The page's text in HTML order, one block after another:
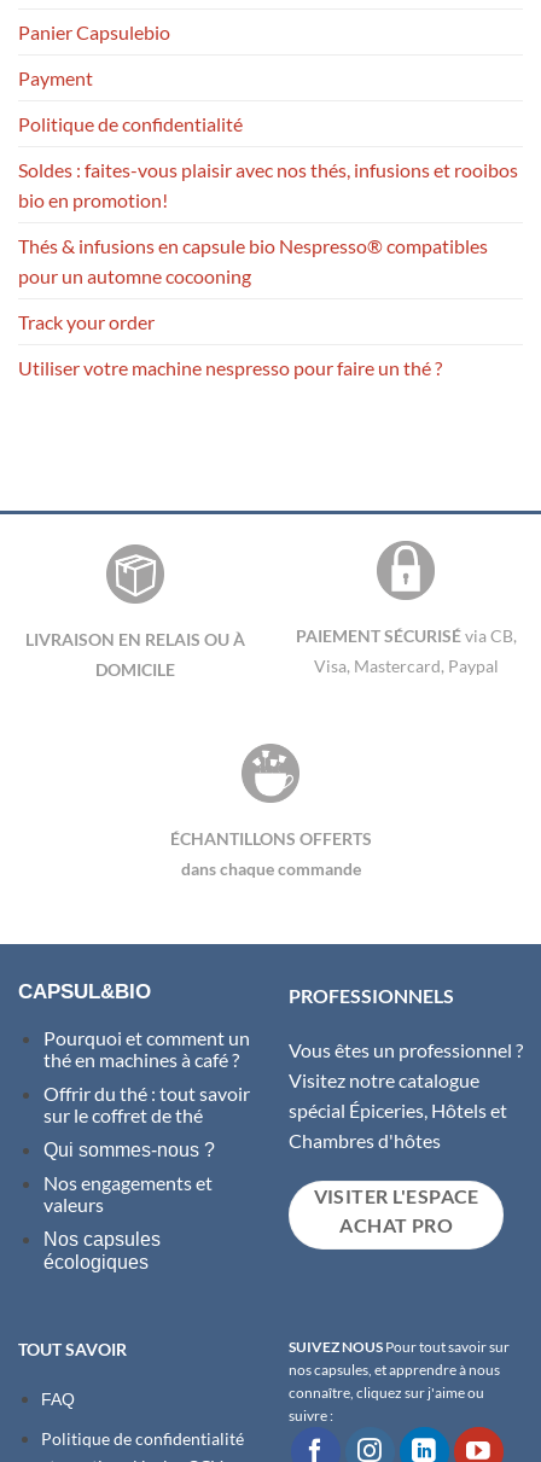
Panier Capsulebio
Payment
Politique de confidentialité
Soldes : faites-vous plaisir avec nos thés, infusions et rooibos
bio en promotion!
Thés & infusions en capsule bio Nespresso® compatibles
pour un automne cocooning
Track your order
Utiliser votre machine nespresso pour faire un thé ?
LIVRAISON EN RELAIS OU À
DOMICILE
PAIEMENT SÉCURISÉvia CB,
Visa, Mastercard, Paypal
ÉCHANTILLONS OFFERTS
dans chaque commande
CAPSUL&BIO
Pourquoi et comment un
thé en machines à café ?
Offrir du thé : tout savoir
sur le coffret de thé
Qui sommes-nous ?
Nos engagements et
valeurs
Nos capsules
écologiques
PROFESSIONNELS
Vous êtes un professionnel ?
Visitez notre catalogue
spécial Épiceries, Hôtels et
Chambres d'hôtes
VISITER L'ESPACE
ACHAT PRO
TOUT SAVOIR
FAQ
Politique de confidentialité
SUIVEZ NOUS Pour tout savoir sur
nos capsules, et apprendre à nous
connaître, cliquez sur j'aime ou
suivre :